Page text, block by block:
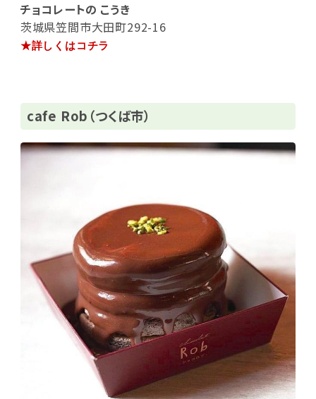
チョコレートの こうき
茨城県笠間市大田町292-16
★詳しくはコチラ
cafe Rob（つくば市）